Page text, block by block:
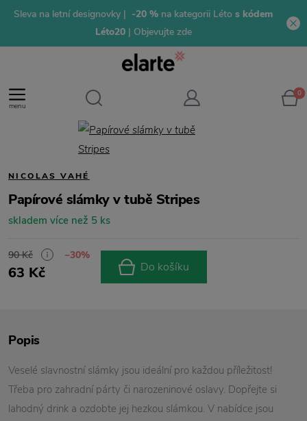
Sleva na letní designovky | -20 % na kategorii Léto s kódem
Léto20 | Objevujte zde
menu
0
NICOLAS VAHÉ
Papírové slámky v tubě Stripes
skladem více než 5 ks
90 Kč −30%
63 Kč Do košíku
Popis
Veselé slavnostní slámky jsou ideální pro každou příležitost!
Třeba pro zahradní párty či narozeninové oslavy. Dopřejte si
lahodný drink a ozdobte jej hezkou slámkou. V nabídce jsou